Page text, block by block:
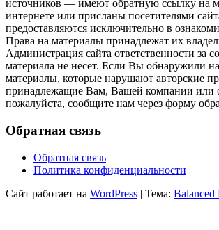
источников — имеют обратную ссылку на
интернете или присланы посетителями
предоставляются исключительно в
Права на материалы принадлежат их
Администрация сайта ответственности за
материала не несет. Если Вы обнаружили
материалы, которые нарушают авторские
принадлежащие Вам, Вашей компании или
пожалуйста, сообщите нам через форму
Обратная связь
Обратная связь
Политика конфиденциальности
Сайт работает на WordPress | Тема: Balanced